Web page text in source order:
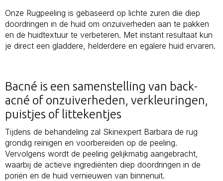
Onze Rugpeeling is gebaseerd op lichte zuren die diep
doordringen in de huid om onzuiverheden aan te pakken
en de huidtextuur te verbeteren. Met instant resultaat kun
je direct een gladdere, helderdere en egalere huid ervaren.
Bacné is een samenstelling van back-
acné of onzuiverheden, verkleuringen,
puistjes of littekentjes
Tijdens de behandeling zal Skinexpert Barbara de rug
grondig reinigen en voorbereiden op de peeling.
Vervolgens wordt de peeling gelijkmatig aangebracht,
waarbij de actieve ingrediënten diep doordringen in de
poriën en de huid vernieuwen van binnenuit.